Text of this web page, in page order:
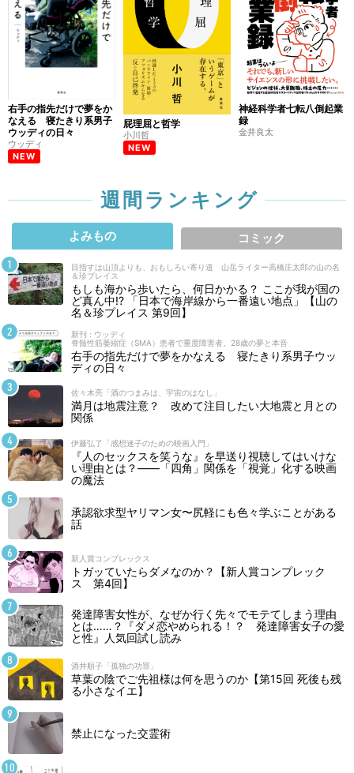
右手の指先だけで夢をか
なえる 寝たきり系男子
ウッディの日々
ウッディ
NEW
屁理屈と哲学
小川哲
NEW
神経科学者七転八倒起業
録
金井良太
週間ランキング
よみもの コミック
目指すは山頂よりも、おもしろい寄り道 山岳ライター高橋庄太郎の山の名
＆珍プレイス
もしも海から歩いたら、何日かかる？ ここが我が国の
ど真ん中!? 「日本で海岸線から一番遠い地点」【山の
名＆珍プレイス 第9回】
新刊 : ウッディ
脊髄性筋萎縮症（SMA）患者で重度障害者。28歳の夢と本音
右手の指先だけで夢をかなえる 寝たきり系男子ウッ
ディの日々
佐々木亮「酒のつまみは、宇宙のはなし」
満月は地震注意？ 改めて注目したい大地震と月との
関係
伊藤弘了「感想迷子のための映画入門」
『人のセックスを笑うな』を早送り視聴してはいけな
い理由とは？――「四角」関係を「視覚」化する映画
の魔法
承認欲求型ヤリマン女〜尻軽にも色々学ぶことがある
話
新人賞コンプレックス
トガッていたらダメなのか？【新人賞コンプレック
ス 第4回】
発達障害女性が、なぜか行く先々でモテてしまう理由
とは……？『ダメ恋やめられる！？ 発達障害女子の愛
と性』人気回試し読み
酒井順子「孤独の功罪」
草葉の陰でご先祖様は何を思うのか【第15回 死後も残
る小さなイエ】
禁止になった交霊術